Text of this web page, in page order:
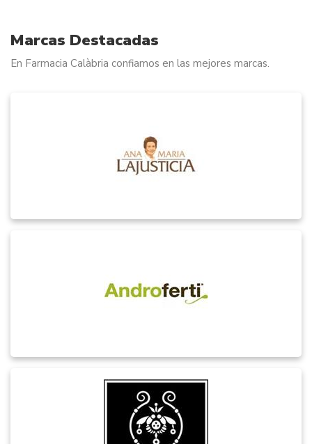
Marcas Destacadas
En Farmacia Calàbria confiamos en las mejores marcas.